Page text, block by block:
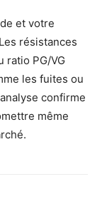
et votre
résistances
ratio PG/VG
les fuites ou
confirme
même